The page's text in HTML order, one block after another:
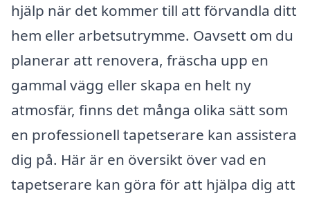
hjälp när det kommer till att förvandla ditt
hem eller arbetsutrymme. Oavsett om du
planerar att renovera, fräscha upp en
gammal vägg eller skapa en helt ny
atmosfär, finns det många olika sätt som
en professionell tapetserare kan assistera
dig på. Här är en översikt över vad en
tapetserare kan göra för att hjälpa dig att